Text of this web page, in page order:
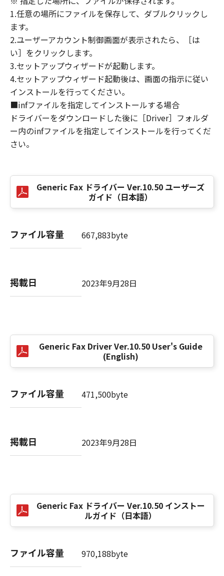
損害の可能性について知らされていた場合でも
同様です。
(3) キヤノン、キヤノンのライセンサー、キヤノ
ンの子会社、キヤノンの関連会社、それらの販
売代理店または販売店のいずれも、「本ソフト
ウェア」、または「本ソフトウェア」の使用に
起因または関連してお客様と第三者との間に生
じたいかなる紛争についても、一切責任を負わ
ないものとします。
８．契約期間
(1) 本契約書は、お客様が、『同意』を示す下
記のボタンをクリックした時点、または「本ソ
し、下記(2)または(3)により終了されるまで有
効に存続します。
(2) お客様は、「本ソフトウェア」およびその
複製物のすべてを廃棄および消去することによ
(3) お客様が本契約書のいずれかの条項に違反
した場合、本契約書は直ちに終了します。
びその複製物のすべてを廃棄または消去するも
のとします。
９．U.S. GOVERNMENT RESTRICTED RIGHTS
NOTICE
関また団体を意味します。もしお客様が米国政
府エンドユーザーである場合、以下の規定が適
2.101 (Oct 1995), consisting of "commercial
computer software" and "commercial
227.7202-1 through 227.7202-4 (June 1995),
all U.S. Government End Users shall acquire
the SOFTWARE with only those rights set
Inc./30-2, Shimomaruko 3-chome, Ohta-ku,
Tokyo 146-8501, Japan.
本条項中で使用される"the SOFTWARE"とは、
1.任意の場所にファイルを保存して、ダブルクリックし
ます。
2.ユーザーアカウント制御画面が表示されたら、［は
い］をクリックします。
3.セットアップウィザードが起動します。
4.セットアップウィザード起動後は、画面の指示に従い
インストールを行ってください。
■infファイルを指定してインストールする場合
ドライバーをダウンロードした後に［Driver］フォルダ
ー内のinfファイルを指定してインストールを行ってくだ
さい。
Generic Fax ドライバー Ver.10.50 ユーザーズ
ガイド（日本語）
ファイル容量 667,883byte
掲載日 2023年9月28日
Generic Fax Driver Ver.10.50 User's Guide
(English)
ファイル容量 471,500byte
掲載日 2023年9月28日
Generic Fax ドライバー Ver.10.50 インストー
ルガイド（日本語）
ファイル容量 970,188byte